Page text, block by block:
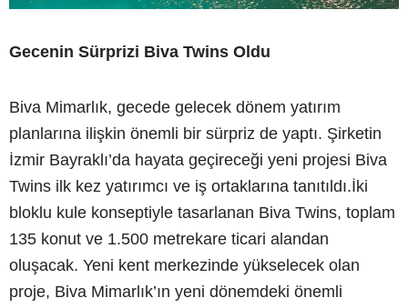
Gecenin Sürprizi Biva Twins Oldu
Biva Mimarlık, gecede gelecek dönem yatırım
planlarına ilişkin önemli bir sürpriz de yaptı. Şirketin
İzmir Bayraklı’da hayata geçireceği yeni projesi Biva
Twins ilk kez yatırımcı ve iş ortaklarına tanıtıldı.İki
bloklu kule konseptiyle tasarlanan Biva Twins, toplam
135 konut ve 1.500 metrekare ticari alandan
oluşacak. Yeni kent merkezinde yükselecek olan
proje, Biva Mimarlık’ın yeni dönemdeki önemli